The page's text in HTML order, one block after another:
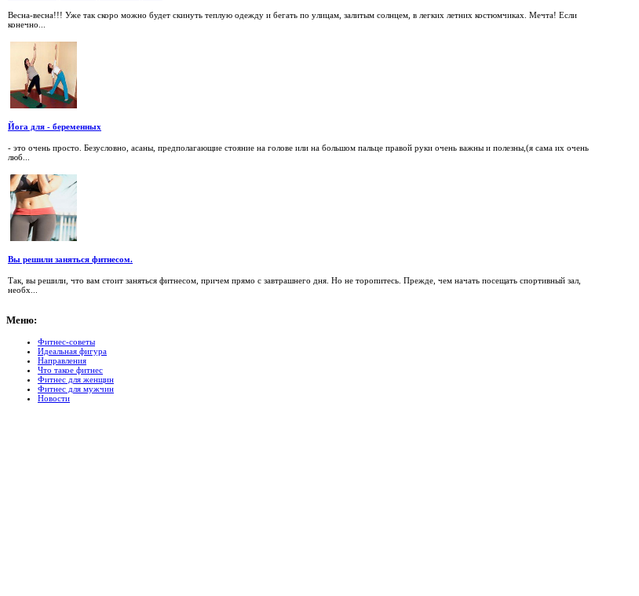
Весна-весна!!! Уже так скоро можно будет скинуть теплую одежду и бегать по улицам, залитым солнцем, в легких летних костюмчиках. Мечта! Если
конечно...
Йога для - беременных
- это очень просто. Безусловно, асаны, предполагающие стояние на голове или на большом пальце правой руки очень важны и полезны,(я сама их очень
люб...
Вы решили заняться фитнесом.
Так, вы решили, что вам стоит заняться фитнесом, причем прямо с завтрашнего дня. Но не торопитесь. Прежде, чем начать посещать спортивный зал,
необх...
Меню:
Фитнес-советы
Идеальная фигура
Направления
Что такое фитнес
Фитнес для женщин
Фитнес для мужчин
Новости